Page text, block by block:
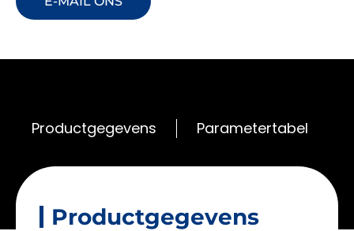
Productgegevens Parametertabel
Productgegevens